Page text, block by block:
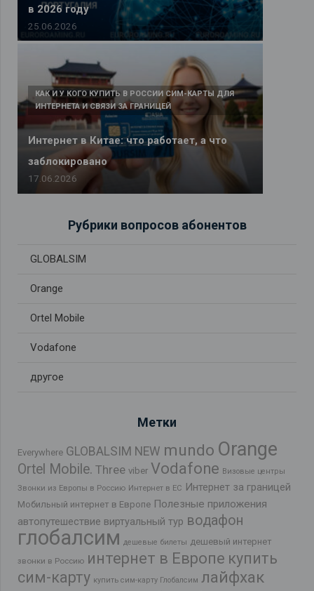
в 2026 году
25.06.2026
Интернет в Китае: что работает, а что
заблокировано
КАК И У КОГО КУПИТЬ В РОССИИ СИМ-КАРТЫ ДЛЯ
ИНТЕРНЕТА И СВЯЗИ ЗА ГРАНИЦЕЙ
17.06.2026
Рубрики вопросов абонентов
GLOBALSIM
Orange
Ortel Mobile
Vodafone
другое
Метки
Everywhere GLOBALSIM NEW mundo Orange
Ortel Mobile. Three viber Vodafone Визовые центры
Звонки из Европы в Россию Интернет в ЕС Интернет за границей
Мобильный интернет в Европе Полезные приложения
автопутешествие виртуальный тур водафон
глобалсим дешевые билеты дешевый интернет
звонки в Россию интернет в Европе купить
сим-карту купить сим-карту Глобалсим лайфхак